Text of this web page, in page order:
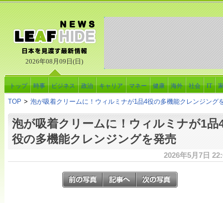
2026年08月09日(日)
トップ 時事 ビジネス 政治 キャリア マネー 健康 海外 社会 IT
TOP > 泡が吸着クリームに！ウィルミナが1品4役の多機能クレンジング
泡が吸着クリームに！ウィルミナが1品
役の多機能クレンジングを発売
2026年5月7日